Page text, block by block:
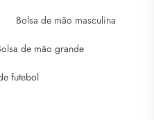
Bolsa de mão masculina
de mão grande
futebol